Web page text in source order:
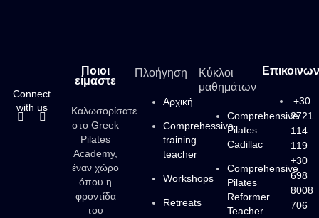
Connect
with us
Ποιοι
είμαστε
Καλωσορίσατε
στο Greek
Pilates
Academy,
έναν χώρο
όπου η
φροντίδα
του
Πλοήγηση
Αρχική
Comprehessive
training
teacher
Workshops
Retreats
Κύκλοι
μαθημάτων
Comprehensive
Pilates
Cadillac
Comprehensive
Pilates
Reformer
Teacher
+30
2721
114
119
+30
698
8008
706